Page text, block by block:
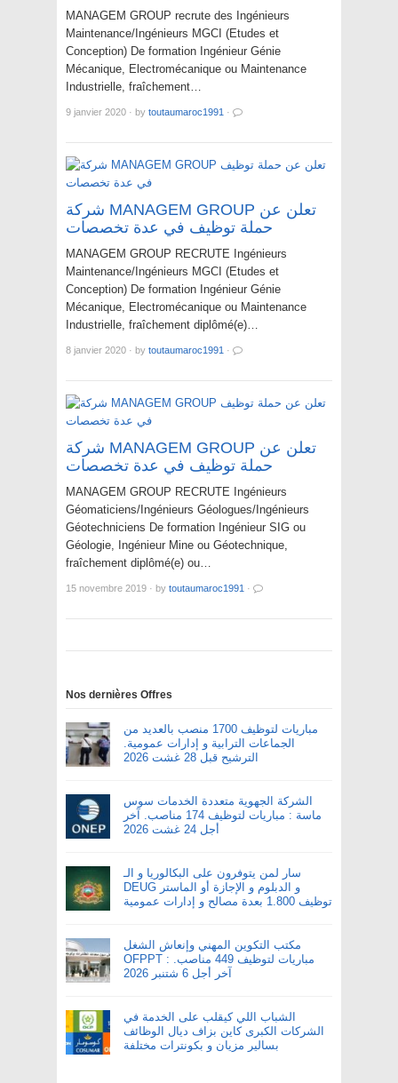
MANAGEM GROUP recrute des Ingénieurs
Maintenance/Ingénieurs MGCI (Etudes et
Conception) De formation Ingénieur Génie
Mécanique, Electromécanique ou Maintenance
Industrielle, fraîchement…
9 janvier 2020 · by toutaumaroc1991 ·
شركة MANAGEM GROUP تعلن عن
حملة توظيف في عدة تخصصات
MANAGEM GROUP RECRUTE Ingénieurs
Maintenance/Ingénieurs MGCI (Etudes et
Conception) De formation Ingénieur Génie
Mécanique, Electromécanique ou Maintenance
Industrielle, fraîchement diplômé(e)…
8 janvier 2020 · by toutaumaroc1991 ·
شركة MANAGEM GROUP تعلن عن
حملة توظيف في عدة تخصصات
MANAGEM GROUP RECRUTE Ingénieurs
Géomaticiens/Ingénieurs Géologues/Ingénieurs
Géotechniciens De formation Ingénieur SIG ou
Géologie, Ingénieur Mine ou Géotechnique,
fraîchement diplômé(e) ou…
15 novembre 2019 · by toutaumaroc1991 ·
Nos dernières Offres
مباريات لتوظيف 1700 منصب بالعديد من
الجماعات الترابية و إدارات عمومية.
الترشيح قبل 28 غشت 2026
الشركة الجهوية متعددة الخدمات سوس
ماسة : مباريات لتوظيف 174 مناصب. آخر
أجل 24 غشت 2026
سار لمن يتوفرون على البكالوريا و الـ
DEUG و الدبلوم و الإجازة أو الماستر
توظيف 1.800 بعدة مصالح و إدارات عمومية
مكتب التكوين المهني وإنعاش الشغل
OFPPT : مباريات لتوظيف 449 مناصب.
آخر أجل 6 شتنبر 2026
الشباب اللي كيقلب على الخدمة في
الشركات الكبرى كاين بزاف ديال الوظائف
بسالير مزيان و بكونترات مختلفة